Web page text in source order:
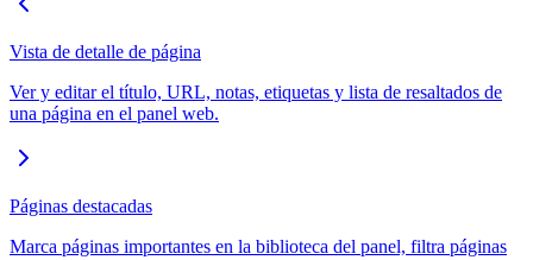
Vista de detalle de página
Ver y editar el título, URL, notas, etiquetas y lista de resaltados de
una página en el panel web.
Páginas destacadas
Marca páginas importantes en la biblioteca del panel, filtra páginas